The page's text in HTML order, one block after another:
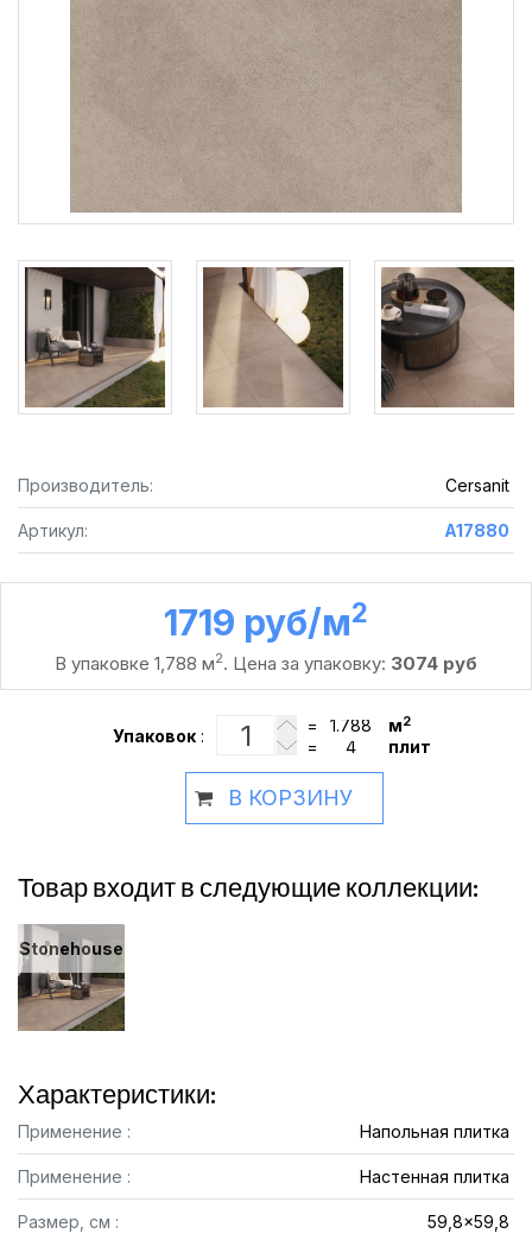
Производитель: Cersanit
Артикул: A17880
1719 руб /м2
В упаковке 1,788 м2. Цена за упаковку: 3074 руб
Упаковок :
= м2
= плит
В КОРЗИНУ
Товар входит в следующие коллекции:
Stonehouse
Характеристики:
Применение : Напольная плитка
Применение : Настенная плитка
Размер, см : 59,8x59,8